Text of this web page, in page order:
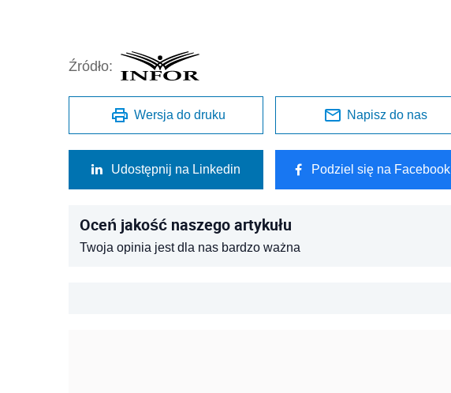
Źródło:
Wersja do druku Napisz do nas
Udostępnij na Linkedin Podziel się na Facebook
Oceń jakość naszego artykułu
Twoja opinia jest dla nas bardzo ważna